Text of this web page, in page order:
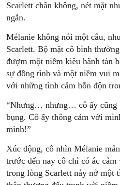
Scarlett chân không, nét mặt
ngắn.
Mélanie không nói một câu,
Scarlett. Bộ mặt cô bình
đượm một niềm kiêu hãnh tàn
sự đồng tình và một niềm vui
với những tình cảm hỗn độn
“Nhưng… nhưng… cô ấy cũng
bụng. Cô ấy thông cảm với
mình!”
Xúc động, cô nhìn Mélanie
trước đến nay cô chỉ có ác
trong lòng Scarlett nảy nở một